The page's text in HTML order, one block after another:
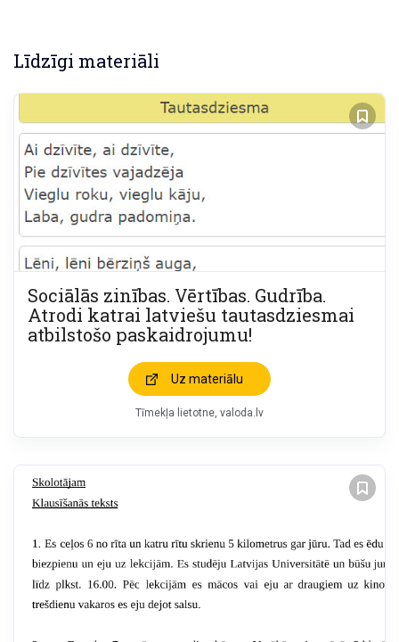
Līdzīgi materiāli
Sociālās zinības. Vērtības. Gudrība.
Atrodi katrai latviešu tautasdziesmai
atbilstošo paskaidrojumu!
Uz materiālu
Tīmekļa lietotne, valoda.lv